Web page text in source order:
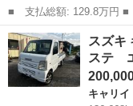
■ 支払総額: 129.8万円 ■ 車両本体価格： 1,248,000 円 ■ メーカ
ー名： スズキ ■ 車種
ＫＣ農繁 ４ＷＤ デュア
ク ＬＥＤ...
群馬 渋川市 キャ
スズキ
ステ
キャリイ